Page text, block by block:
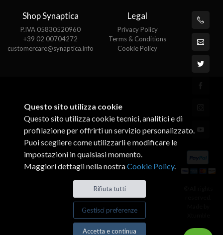
Shop Synaptica
P.IVA 05830520960
+39 02 00704272
customercare@synaptica.info
Legal
Privacy Policy
Terms & Conditions
Cookie Policy
Questo sito utilizza cookie
Questo sito utilizza cookie tecnici, analitici e di
profilazione per offrirti un servizio personalizzato.
Puoi scegliere come utilizzarli e modificare le
impostazioni in qualsiasi momento.
Maggiori dettagli nella nostraCookie Policy.
Rifiuta tutti
Gestisci preferenze
Accetta e continua